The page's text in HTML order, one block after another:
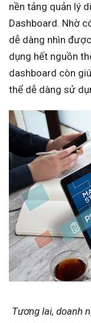
nền tảng quản lý
Dashboard. Nhờ
dễ dàng nhìn
dụng hết nguồn
dashboard còn
thể dễ dàng sử
Tương lai, doanh